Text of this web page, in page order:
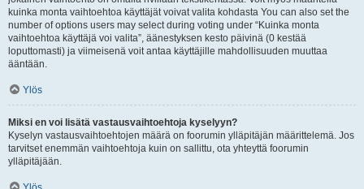
kuinka monta vaihtoehtoa käyttäjät voivat valita kohdasta You can also set the
number of options users may select during voting under “Kuinka monta
vaihtoehtoa käyttäjä voi valita”, äänestyksen kesto päivinä (0 kestää
loputtomasti) ja viimeisenä voit antaa käyttäjille mahdollisuuden muuttaa
ääntään.
Ylös
Miksi en voi lisätä vastausvaihtoehtoja kyselyyn?
Kyselyn vastausvaihtoehtojen määrä on foorumin ylläpitäjän määrittelemä. Jos
tarvitset enemmän vaihtoehtoja kuin on sallittu, ota yhteyttä foorumin
ylläpitäjään.